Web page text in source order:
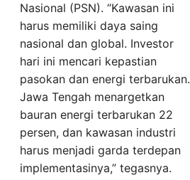
Nasional (PSN). “Kawasan ini
harus memiliki daya saing
nasional dan global. Investor
hari ini mencari kepastian
pasokan dan energi terbarukan.
Jawa Tengah menargetkan
bauran energi terbarukan 22
persen, dan kawasan industri
harus menjadi garda terdepan
implementasinya,” tegasnya.